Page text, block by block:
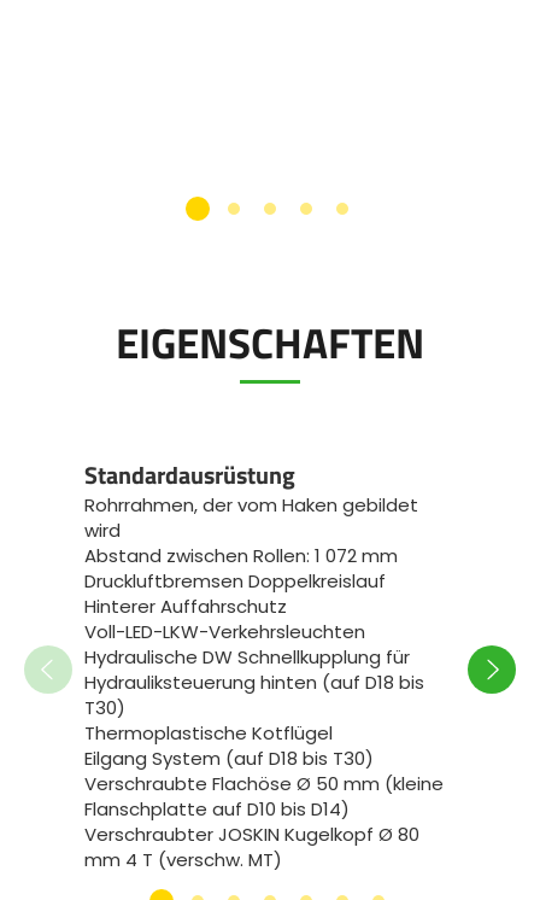
EIGENSCHAFTEN
Standardausrüstung
Rohrrahmen, der vom Haken gebildet
wird
Abstand zwischen Rollen: 1 072 mm
Druckluftbremsen Doppelkreislauf
Hinterer Auffahrschutz
Voll-LED-LKW-Verkehrsleuchten
Hydraulische DW Schnellkupplung für
Hydrauliksteuerung hinten (auf D18 bis
T30)
Thermoplastische Kotflügel
Eilgang System (auf D18 bis T30)
Verschraubte Flachöse Ø 50 mm (kleine
Flanschplatte auf D10 bis D14)
Verschraubter JOSKIN Kugelkopf Ø 80
mm 4 T (verschw. MT)
Räder 400R22.5 cover
Im